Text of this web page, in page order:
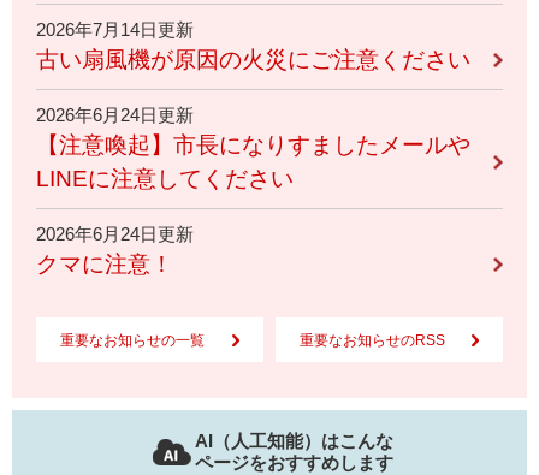
2026年7月14日更新
古い扇風機が原因の火災にご注意ください
2026年6月24日更新
【注意喚起】市長になりすましたメールや
LINEに注意してください
2026年6月24日更新
クマに注意！
重要なお知らせの一覧 重要なお知らせのRSS
AI（人工知能）はこんな
ページをおすすめします